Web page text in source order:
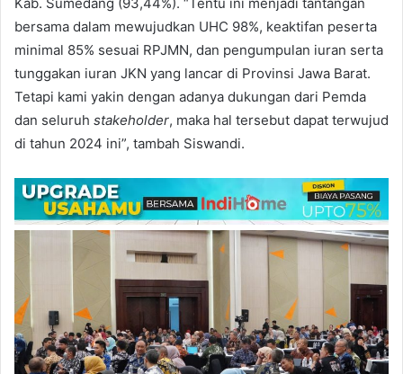
Kab. Sumedang (93,44%). “Tentu ini menjadi tantangan
bersama dalam mewujudkan UHC 98%, keaktifan peserta
minimal 85% sesuai RPJMN, dan pengumpulan iuran serta
tunggakan iuran JKN yang lancar di Provinsi Jawa Barat.
Tetapi kami yakin dengan adanya dukungan dari Pemda
dan seluruh stakeholder, maka hal tersebut dapat terwujud
di tahun 2024 ini”, tambah Siswandi.